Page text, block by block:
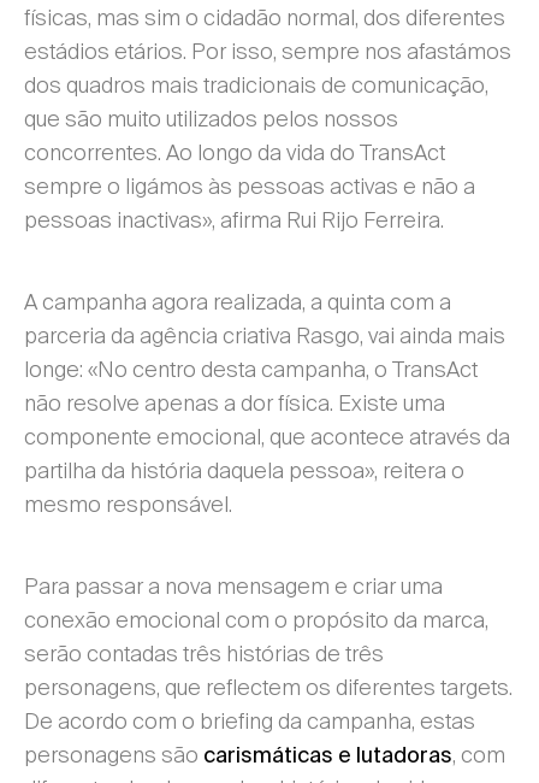
físicas, mas sim o cidadão normal, dos diferentes
estádios etários. Por isso, sempre nos afastámos
dos quadros mais tradicionais de comunicação,
que são muito utilizados pelos nossos
concorrentes. Ao longo da vida do TransAct
sempre o ligámos às pessoas activas e não a
pessoas inactivas», afirma Rui Rijo Ferreira.
A campanha agora realizada, a quinta com a
parceria da agência criativa Rasgo, vai ainda mais
longe: «No centro desta campanha, o TransAct
não resolve apenas a dor física. Existe uma
componente emocional, que acontece através da
partilha da história daquela pessoa», reitera o
mesmo responsável.
Para passar a nova mensagem e criar uma
conexão emocional com o propósito da marca,
serão contadas três histórias de três
personagens, que reflectem os diferentes targets.
De acordo com o briefing da campanha, estas
personagens são carismáticas e lutadoras, com